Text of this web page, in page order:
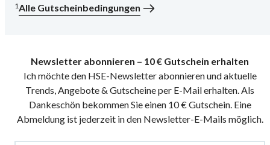
1Alle Gutscheinbedingungen
Newsletter abonnieren – 10 € Gutschein erhalten
Ich möchte den HSE-Newsletter abonnieren und aktuelle
Trends, Angebote & Gutscheine per E-Mail erhalten. Als
Dankeschön bekommen Sie einen 10 € Gutschein. Eine
Abmeldung ist jederzeit in den Newsletter-E-Mails möglich.